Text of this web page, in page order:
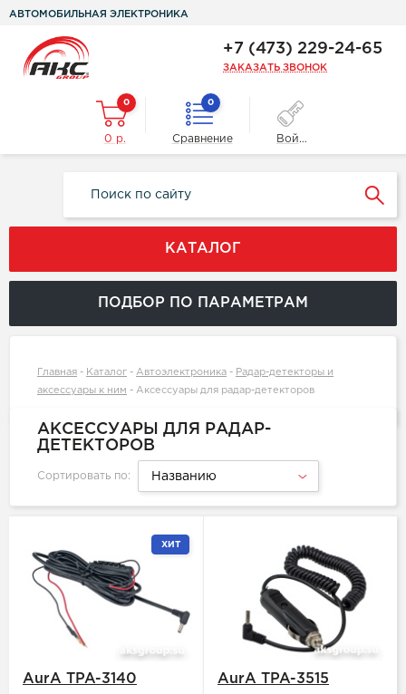
АВТОМОБИЛЬНАЯ ЭЛЕКТРОНИКА
+7 (473) 229-24-65
ЗАКАЗАТЬ ЗВОНОК
0
0 р.
0
Сравнение Войти
КАТАЛОГ
ПОДБОР ПО ПАРАМЕТРАМ
Главная - Каталог - Автоэлектроника - Радар-детекторы и
аксессуары к ним - Аксессуары для радар-детекторов
АКСЕССУАРЫ ДЛЯ РАДАР-
ДЕТЕКТОРОВ
Сортировать по: Названию
ХИТ
AurA TPA-3140 AurA TPA-3515